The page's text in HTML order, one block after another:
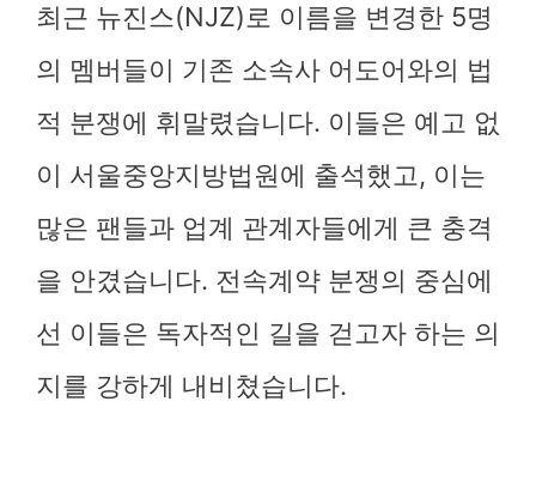
최근 뉴진스(NJZ)로 이름을 변경한 5명
의 멤버들이 기존 소속사 어도어와의 법
적 분쟁에 휘말렸습니다. 이들은 예고 없
이 서울중앙지방법원에 출석했고, 이는
많은 팬들과 업계 관계자들에게 큰 충격
을 안겼습니다. 전속계약 분쟁의 중심에
선 이들은 독자적인 길을 걷고자 하는 의
지를 강하게 내비쳤습니다.